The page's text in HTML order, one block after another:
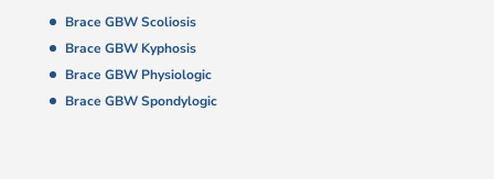
Brace GBW Scoliosis
Brace GBW Kyphosis
Brace GBW Physiologic
Brace GBW Spondylogic